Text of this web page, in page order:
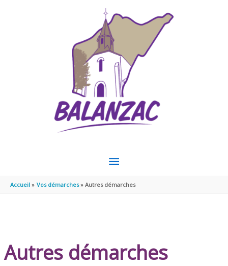
MENU
PRINCIPAL
Accueil Vos démarches Autres démarches
Autres démarches